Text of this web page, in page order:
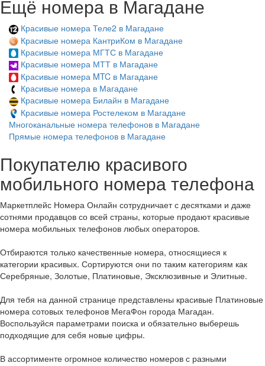
Ещё номера в Магадане
Красивые номера Теле2 в Магадане
Красивые номера КантриКом в Магадане
Красивые номера МГТС в Магадане
Красивые номера МТТ в Магадане
Красивые номера MTC в Магадане
Красивые номера в Магадане
Красивые номера Билайн в Магадане
Красивые номера Ростелеком в Магадане
Многоканальные номера телефонов в Магадане
Прямые номера телефонов в Магадане
Покупателю красивого
мобильного номера телефона
Маркетплейс Номера Онлайн сотрудничает с десятками и даже
сотнями продавцов со всей страны, которые продают красивые
номера мобильных телефонов любых операторов.
Отбираются только качественные номера, относящиеся к
категории красивых. Сортируются они по таким категориям как
Серебряные, Золотые, Платиновые, Эксклюзивные и Элитные.
Для тебя на данной странице представлены красивые Платиновые
номера сотовых телефонов МегаФон города Магадан.
Воспользуйся параметрами поиска и обязательно выберешь
подходящие для себя новые цифры.
В ассортименте огромное количество номеров с разными